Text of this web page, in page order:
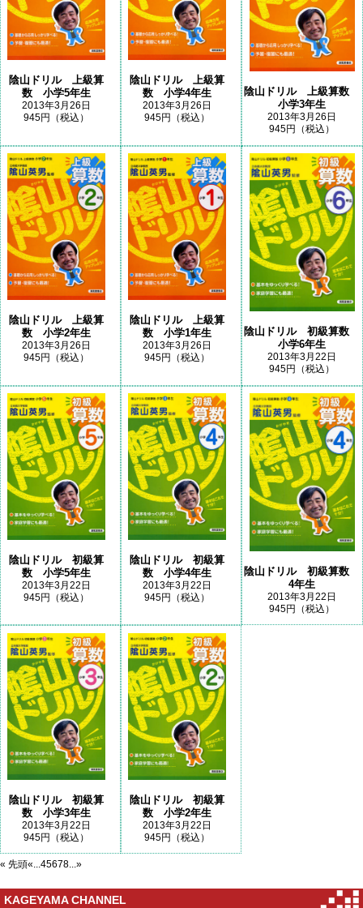
陰山ドリル 上級算
数 小学5年生
2013年3月26日
945円（税込）
陰山ドリル 上級算
数 小学4年生
2013年3月26日
945円（税込）
陰山ドリル 上級算数
小学3年生
2013年3月26日
945円（税込）
陰山ドリル 上級算
数 小学2年生
2013年3月26日
945円（税込）
陰山ドリル 上級算
数 小学1年生
2013年3月26日
945円（税込）
陰山ドリル 初級算数
小学6年生
2013年3月22日
945円（税込）
陰山ドリル 初級算
数 小学5年生
2013年3月22日
945円（税込）
陰山ドリル 初級算
数 小学4年生
2013年3月22日
945円（税込）
陰山ドリル 初級算数
4年生
2013年3月22日
945円（税込）
陰山ドリル 初級算
数 小学3年生
2013年3月22日
945円（税込）
陰山ドリル 初級算
数 小学2年生
2013年3月22日
945円（税込）
« 先頭«...45678...»
KAGEYAMA CHANNEL